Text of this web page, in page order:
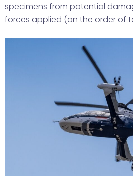
specimens from potential
forces applied (on the order of